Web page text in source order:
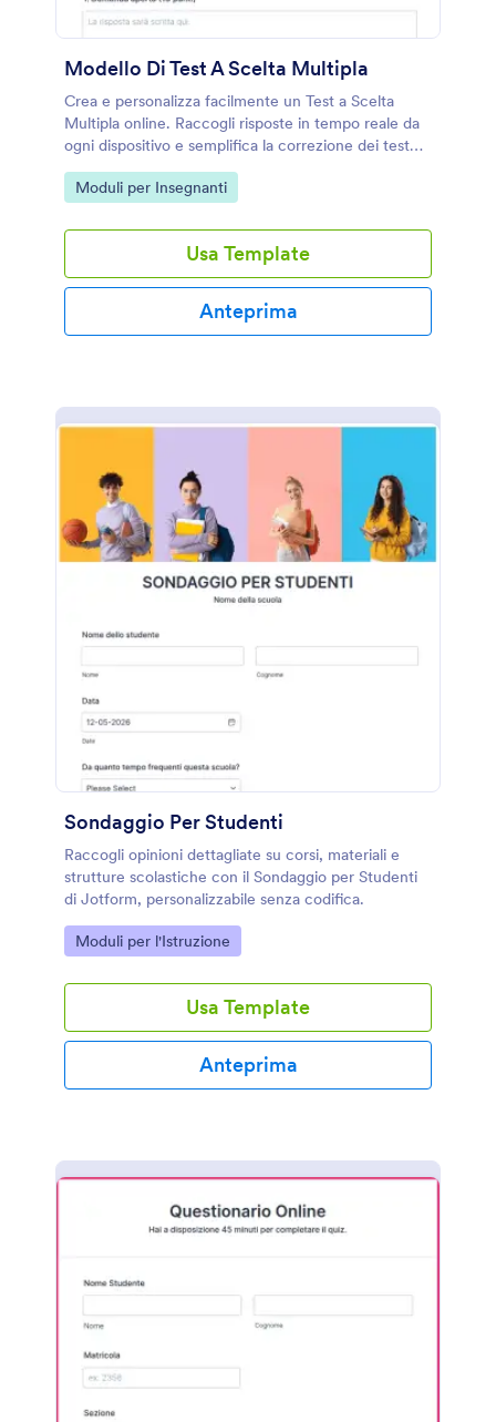
Modello Di Test A Scelta Multipla
Crea e personalizza facilmente un Test a Scelta
Multipla online. Raccogli risposte in tempo reale da
ogni dispositivo e semplifica la correzione dei test
con il nostro modello gratuito.
Go to Category:
Moduli per Insegnanti
Usa Template
Anteprima
Sondaggio Per Studenti
Raccogli opinioni dettagliate su corsi, materiali e
strutture scolastiche con il Sondaggio per Studenti
di Jotform, personalizzabile senza codifica.
Go to Category:
Moduli per l'Istruzione
Usa Template
Anteprima